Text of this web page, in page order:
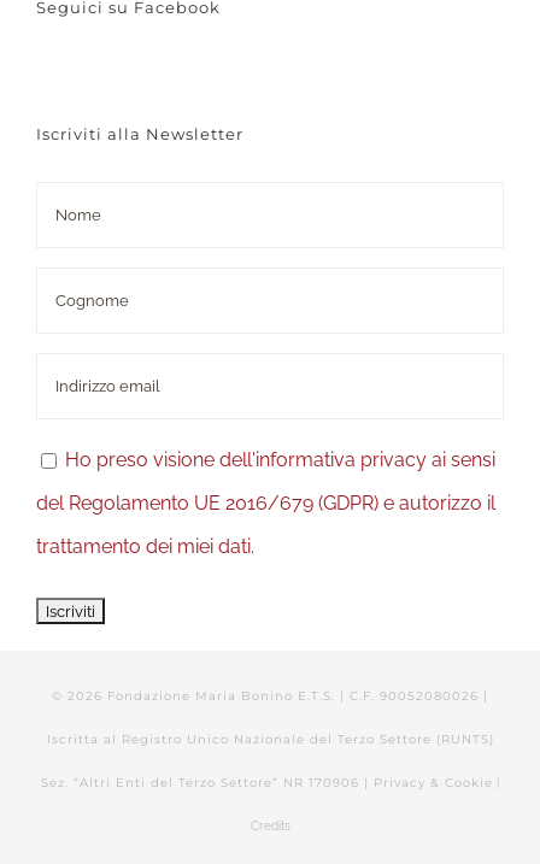
Seguici su Facebook
Iscriviti alla Newsletter
Ho preso visione dell'informativa privacy ai sensi
del Regolamento UE 2016/679 (GDPR) e autorizzo il
trattamento dei miei dati.
© 2026 Fondazione Maria Bonino E.T.S. | C.F. 90052080026 |
Iscritta al Registro Unico Nazionale del Terzo Settore (RUNTS)
Sez. “Altri Enti del Terzo Settore” NR 170906 | Privacy & Cookie
Credits